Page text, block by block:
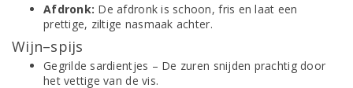
Afdronk: De afdronk is schoon, fris en laat een
prettige, ziltige nasmaak achter.
Wijn–spijs
Gegrilde sardientjes – De zuren snijden prachtig door
het vettige van de vis.